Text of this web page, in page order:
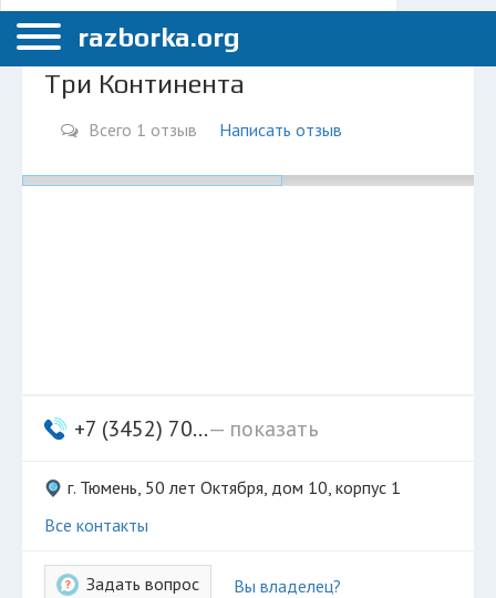
Главная
Каталог разборок
Разместить рекламу
Тюмень
Три Континента
Всего 1 отзыв Написать отзыв
+7 (3452) 70...— показать
г. Тюмень, 50 лет Октября, дом 10, корпус 1
Все контакты
Задать вопрос Вы владелец?
razborka.org